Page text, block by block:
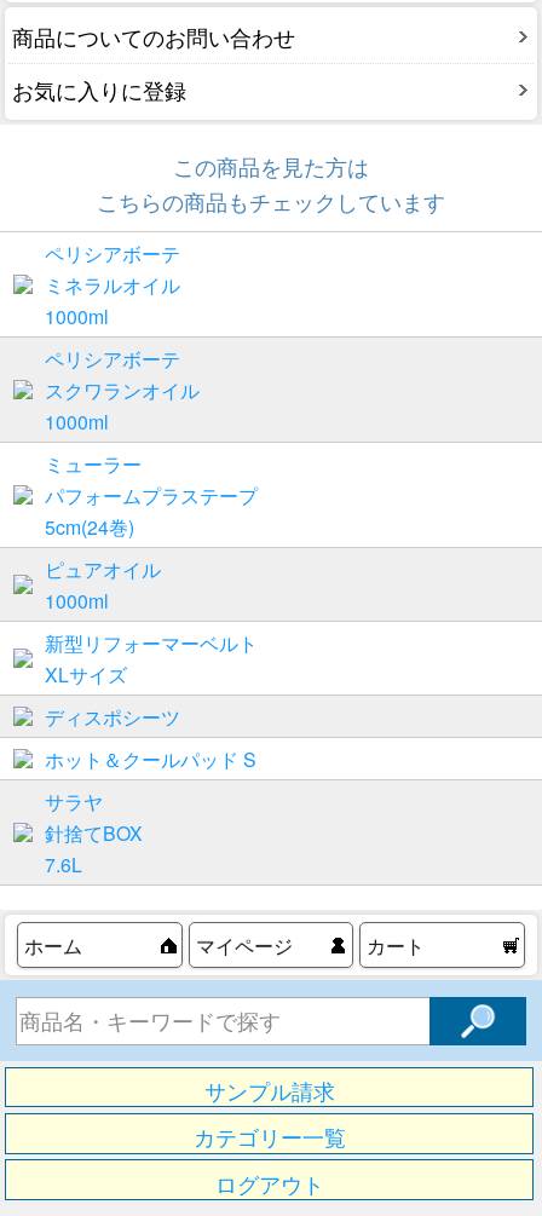
商品についてのお問い合わせ
お気に入りに登録
この商品を見た方は
こちらの商品もチェックしています
ペリシアボーテ
ミネラルオイル
1000ml
ペリシアボーテ
スクワランオイル
1000ml
ミューラー
パフォームプラステープ
5cm(24巻)
ピュアオイル
1000ml
新型リフォーマーベルト
XLサイズ
ディスポシーツ
ホット＆クールパッド S
サラヤ
針捨てBOX
7.6L
ホーム マイページ カート
サンプル請求
カテゴリー一覧
ログアウト